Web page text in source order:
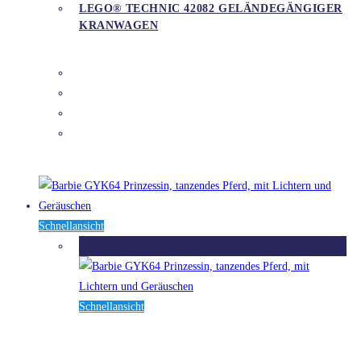
LEGO® TECHNIC 42082 GELÄNDEGÄNGIGER
KRANWAGEN
Schnellansicht
Schnellansicht